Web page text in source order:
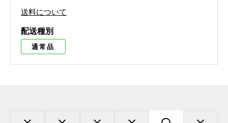
送料について
配送種別
通常品